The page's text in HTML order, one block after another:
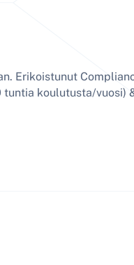
hosting
Näytä kaikki
NL - Nederlands
Erikoistunut
koulutusta/vuosi)